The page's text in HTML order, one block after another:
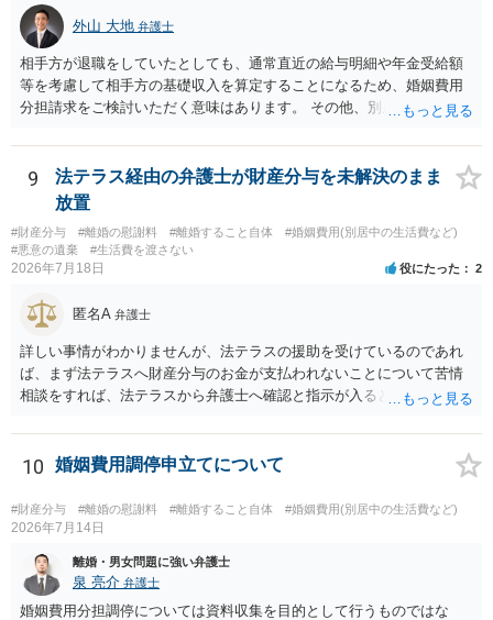
離婚については，相手方が離婚したいようですから，離婚自体はこち
らの意思次第だと思います。慰謝料を請求する際に，この不動産の経
過も含めて，どのように相談者が精神的苦痛を受けたかの際に述べて
いく事情になると思います。 法律問題より，夫婦間の問題（離婚の問
題）の方がウェイトが大きいような問題のような印象を受けました。
だからこそ，夫に対する話ではなく，全て相談者に向いているように
思うのです。
外山 大地 弁護士
相手方が退職をしていたとしても、通常直近の給与明細や年金受給額
等を考慮して相手方の基礎収入を算定することになるため、婚姻費用
分担請求をご検討いただく意味はあります。 その他、別居の経緯、質
て、ご検討いただくのが良いかと思います。
9
法テラス経由の弁護士が財産分与を未解決のまま
放置
#財産分与 #離婚の慰謝料 #離婚すること自体
#婚姻費用(別居中の生活費など)
#悪意の遺棄
#生活費を渡さない
2026年7月18日 役にたった 2
匿名A 弁護士
詳しい事情がわかりませんが、法テラスの援助を受けているのであれ
ば、まず法テラスへ財産分与のお金が支払われないことについて苦情
相談をすれば、法テラスから弁護士へ確認と指示が入ると思います。
す。
10 婚姻費用調停申立てについて
#財産分与 #離婚の慰謝料 #離婚すること自体 #婚姻費用(別居中の生活費など)
2026年7月14日
離婚・男女問題に強い弁護士
泉 亮介 弁護士
婚姻費用分担調停については資料収集を目的として行うものではな